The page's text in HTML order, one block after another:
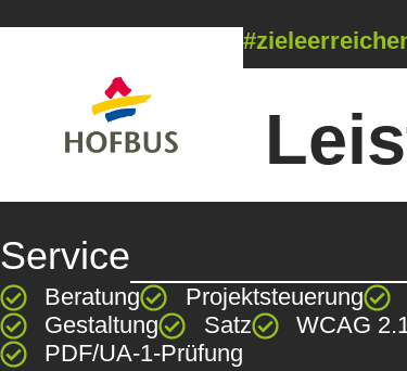
Service
Beratung Projektsteuerung
Gestaltung
Satz
WCAG
PDF/UA-1-Prüfung